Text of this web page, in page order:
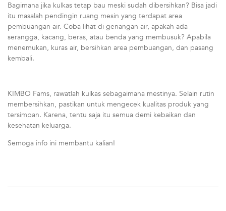
Bagimana jika kulkas tetap bau meski sudah dibersihkan? Bisa jadi
itu masalah pendingin ruang mesin yang terdapat area
pembuangan air. Coba lihat di genangan air, apakah ada
serangga, kacang, beras, atau benda yang membusuk? Apabila
menemukan, kuras air, bersihkan area pembuangan, dan pasang
kembali.
KIMBO Fams, rawatlah kulkas sebagaimana mestinya. Selain rutin
membersihkan, pastikan untuk mengecek kualitas produk yang
tersimpan. Karena, tentu saja itu semua demi kebaikan dan
kesehatan keluarga.
Semoga info ini membantu kalian!